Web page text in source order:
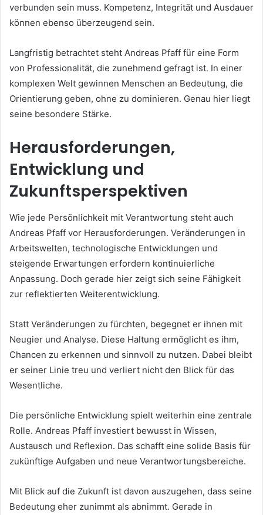
verbunden sein muss. Kompetenz, Integrität und Ausdauer
können ebenso überzeugend sein.
Langfristig betrachtet steht Andreas Pfaff für eine Form
von Professionalität, die zunehmend gefragt ist. In einer
komplexen Welt gewinnen Menschen an Bedeutung, die
Orientierung geben, ohne zu dominieren. Genau hier liegt
seine besondere Stärke.
Herausforderungen,
Entwicklung und
Zukunftsperspektiven
Wie jede Persönlichkeit mit Verantwortung steht auch
Andreas Pfaff vor Herausforderungen. Veränderungen in
Arbeitswelten, technologische Entwicklungen und
steigende Erwartungen erfordern kontinuierliche
Anpassung. Doch gerade hier zeigt sich seine Fähigkeit
zur reflektierten Weiterentwicklung.
Statt Veränderungen zu fürchten, begegnet er ihnen mit
Neugier und Analyse. Diese Haltung ermöglicht es ihm,
Chancen zu erkennen und sinnvoll zu nutzen. Dabei bleibt
er seiner Linie treu und verliert nicht den Blick für das
Wesentliche.
Die persönliche Entwicklung spielt weiterhin eine zentrale
Rolle. Andreas Pfaff investiert bewusst in Wissen,
Austausch und Reflexion. Das schafft eine solide Basis für
zukünftige Aufgaben und neue Verantwortungsbereiche.
Mit Blick auf die Zukunft ist davon auszugehen, dass seine
Bedeutung eher zunimmt als abnimmt. Gerade in